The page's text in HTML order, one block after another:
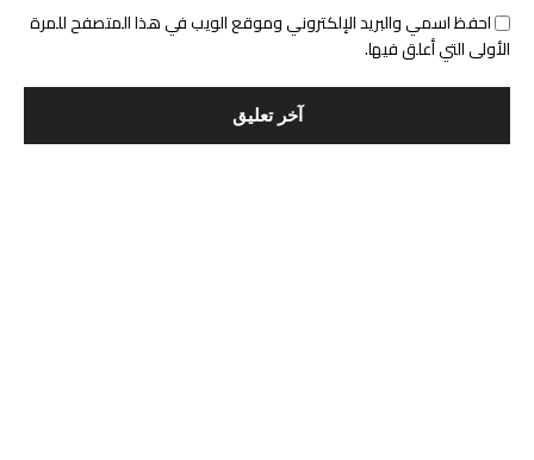
احفظ اسمي والبريد الإلكتروني وموقع الويب في هذا المتصفح للمرة
الأولى التي أعلق فيها.